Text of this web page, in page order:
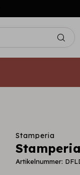
Stamperia
Artikelnummer: